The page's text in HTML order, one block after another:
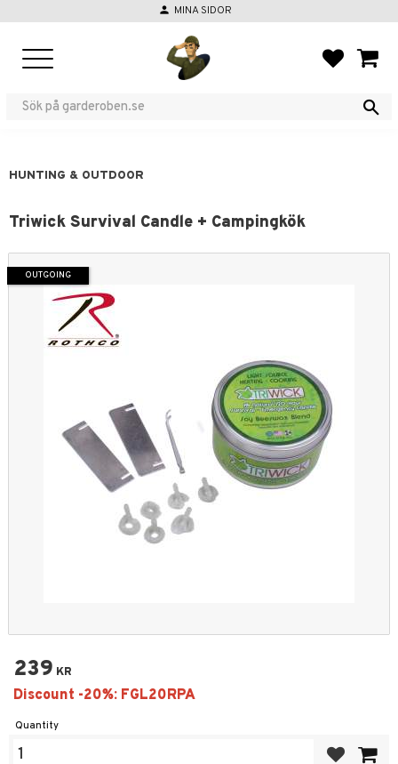
person MINA SIDOR
HUNTING & OUTDOOR
Triwick Survival Candle + Campingkök
OUTGOING
239 KR
Quantity